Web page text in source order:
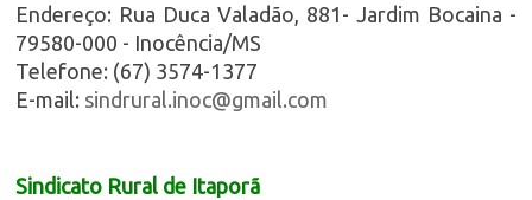
Endereço: Rua Duca Valadão, 881- Jardim Bocaina -
79580-000 - Inocência/MS
Telefone: (67) 3574-1377
E-mail: sindrural.inoc@gmail.com
Sindicato Rural de Itaporã